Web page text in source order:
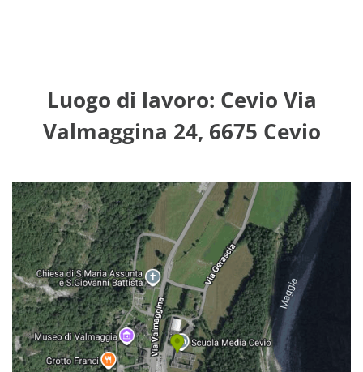
Luogo di lavoro: Cevio Via
Valmaggina 24, 6675 Cevio